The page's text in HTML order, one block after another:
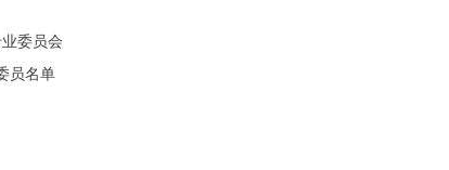
委员会
员名单